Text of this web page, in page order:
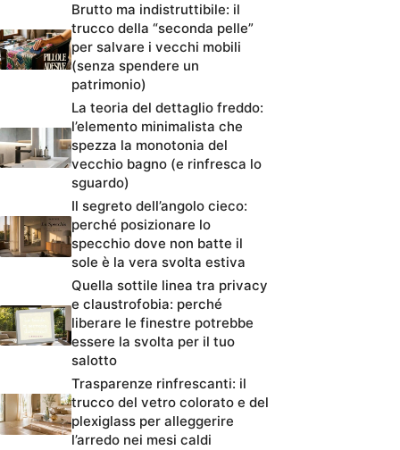
Brutto ma indistruttibile: il
trucco della “seconda pelle”
per salvare i vecchi mobili
(senza spendere un
patrimonio)
La teoria del dettaglio freddo:
l’elemento minimalista che
spezza la monotonia del
vecchio bagno (e rinfresca lo
sguardo)
Il segreto dell’angolo cieco:
perché posizionare lo
specchio dove non batte il
sole è la vera svolta estiva
Quella sottile linea tra privacy
e claustrofobia: perché
liberare le finestre potrebbe
essere la svolta per il tuo
salotto
Trasparenze rinfrescanti: il
trucco del vetro colorato e del
plexiglass per alleggerire
l’arredo nei mesi caldi